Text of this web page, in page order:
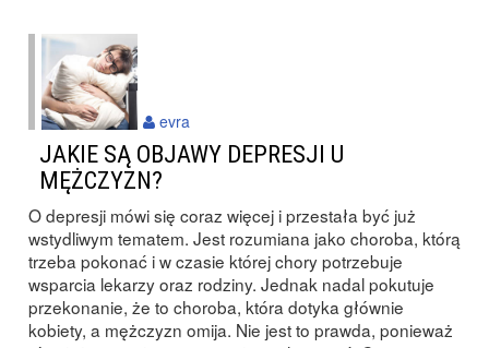
JAKIE SĄ OBJAWY DEPRESJI U
MĘŻCZYZN?
O depresji mówi się coraz więcej i przestała być już
wstydliwym tematem. Jest rozumiana jako choroba, którą
trzeba pokonać i w czasie której chory potrzebuje
wsparcia lekarzy oraz rodziny. Jednak nadal pokutuje
przekonanie, że to choroba, która dotyka głównie
kobiety, a mężczyzn omija. Nie jest to prawda, ponieważ
evra